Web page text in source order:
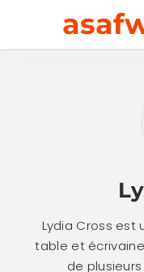
content
Lydia Cross est
table et
de